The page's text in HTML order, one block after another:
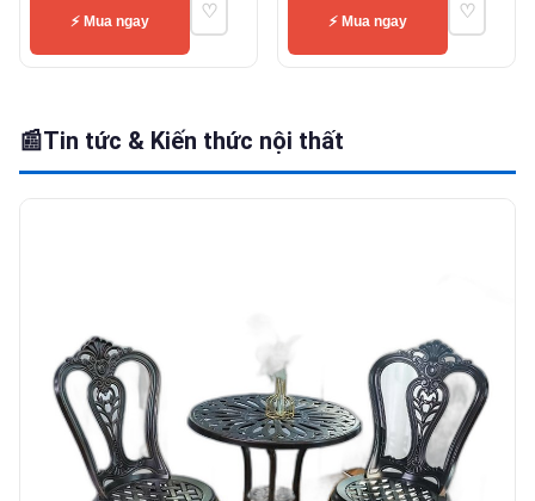
⚡ Mua ngay ♡ ⚡ Mua ngay ♡
📰Tin tức & Kiến thức nội thất